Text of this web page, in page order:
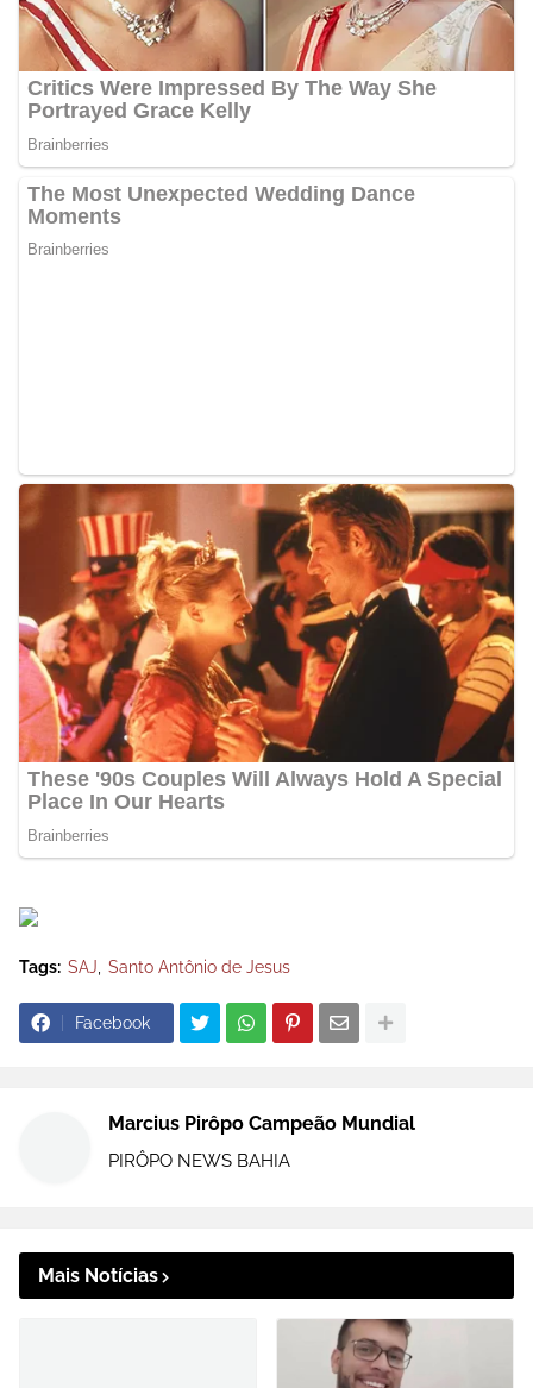
Tags: SAJ Santo Antônio de Jesus
Facebook
Marcius Pirôpo Campeão Mundial
PIRÔPO NEWS BAHIA
Mais Notícias